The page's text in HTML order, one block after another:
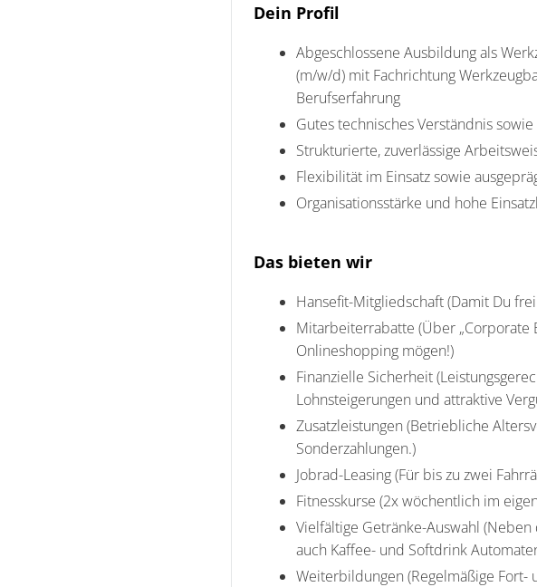
Dein Profil
Abgeschlossene Ausbildung als
(m/w/d) mit Fachrichtung
Berufserfahrung
Gutes technisches Verständnis
Strukturierte, zuverlässige
Flexibilität im Einsatz sowie
Organisationsstärke und hohe
Das bieten wir
Hansefit-Mitgliedschaft (Damit Du
Mitarbeiterrabatte (Über „Corporate
Onlineshopping mögen!)
Finanzielle Sicherheit
Lohnsteigerungen und attraktive
Zusatzleistungen (Betriebliche
Sonderzahlungen.)
Jobrad-Leasing (Für bis zu zwei
Fitnesskurse (2x wöchentlich im
Vielfältige Getränke-Auswahl
auch Kaffee- und Softdrink
Weiterbildungen (Regelmäßige